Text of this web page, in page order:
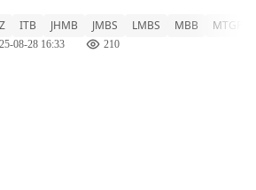
率的持續下滑，購屋需求顯著回升。根據
Mac的最新初級房貸調查報告，截至8
ITB JHMB JMBS LMBS MBB MTGP
08-28 16:33 210